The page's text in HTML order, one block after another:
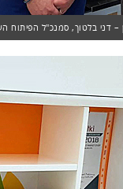
– דני בלטוך, סמנכ"ל הפיתוח